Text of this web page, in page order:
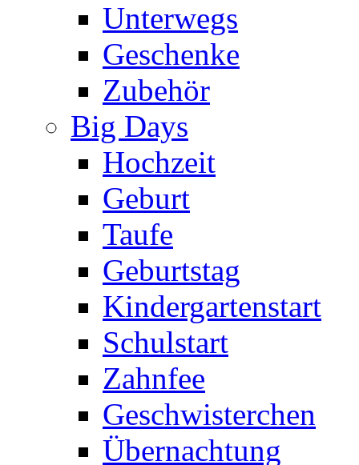
Unterwegs
Geschenke
Zubehör
Big Days
Hochzeit
Geburt
Taufe
Geburtstag
Kindergartenstart
Schulstart
Zahnfee
Geschwisterchen
Übernachtung